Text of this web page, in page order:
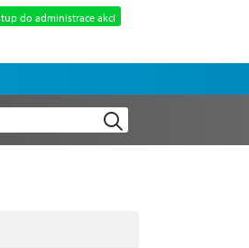
do administrace akcí